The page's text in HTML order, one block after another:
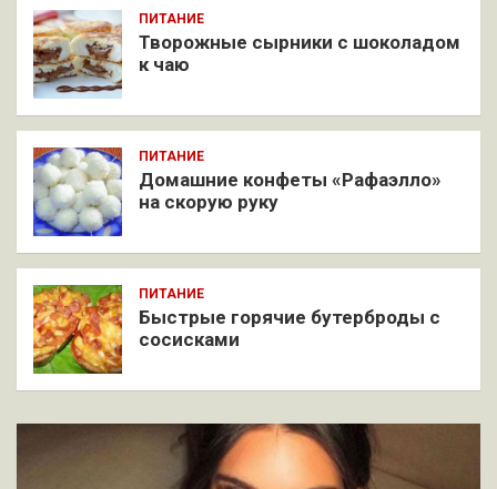
ПИТАНИЕ
Творожные сырники с шоколадом
к чаю
ПИТАНИЕ
Домашние конфеты «Рафаэлло»
на скорую руку
ПИТАНИЕ
Быстрые горячие бутерброды с
сосисками